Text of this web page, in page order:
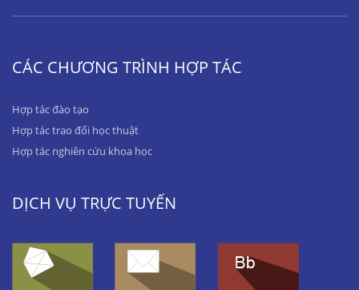
CÁC CHƯƠNG TRÌNH HỢP TÁC
Hợp tác đào tạo
Hợp tác trao đổi học thuật
Hợp tác nghiên cứu khoa học
DỊCH VỤ TRỰC TUYẾN